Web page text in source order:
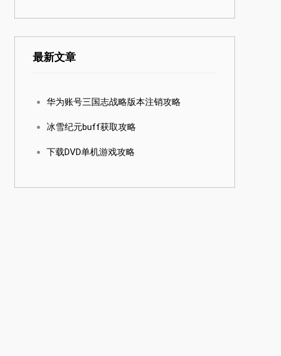
最新文章
华为账号三国志战略版本注销攻略
冰雪纪元buff获取攻略
下载DVD单机游戏攻略